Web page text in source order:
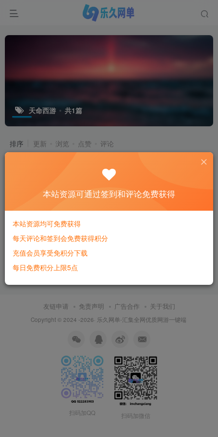
天命西游 共1篇
排序 更新 浏览 点赞 评论
业修复剧情完整商城VM一键稀
有端
付费资源 500 端游
2个月前
友链申请 免责声明 广告合作 关于我们
Copyright © 2024 -2026· 乐久网单-汇集全网优质网游一键端
扫码加QQ 扫码加微信
本站资源可通过签到和评论免费获得
本站资源均可免费获得
每天评论和签到会免费获得积分
充值会员享受免积分下载
每日免费积分上限5点